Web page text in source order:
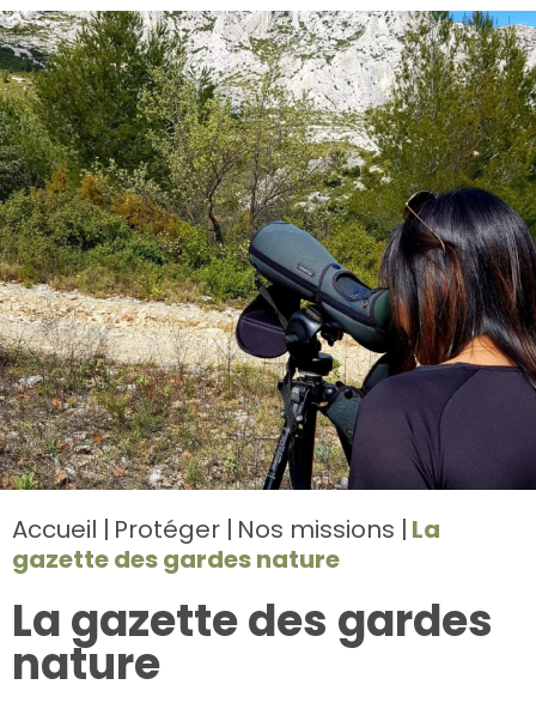
Accueil Protéger Nos missions La
gazette des gardes nature
La gazette des gardes
nature